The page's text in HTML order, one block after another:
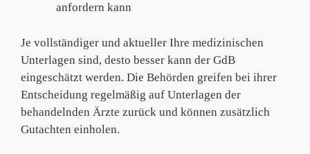
anfordern kann
Je vollständiger und aktueller Ihre medizinischen
Unterlagen sind, desto besser kann der GdB
eingeschätzt werden. Die Behörden greifen bei ihrer
Entscheidung regelmäßig auf Unterlagen der
behandelnden Ärzte zurück und können zusätzlich
Gutachten einholen.